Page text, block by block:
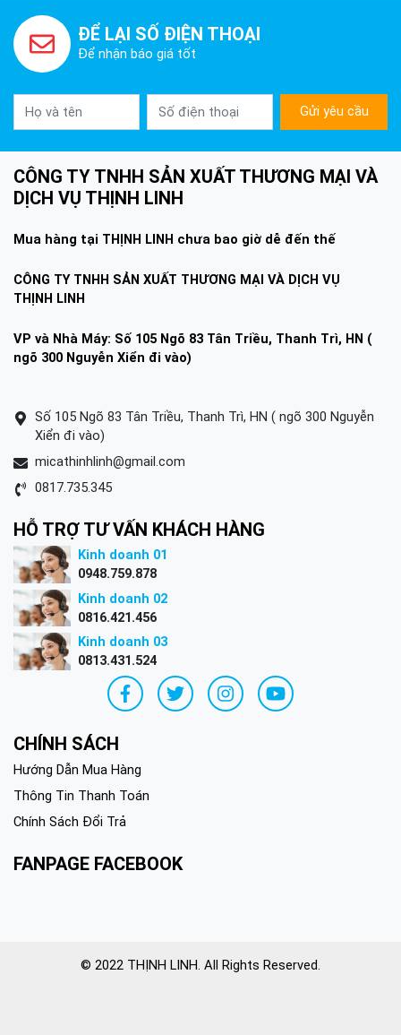
ĐỂ LẠI SỐ ĐIỆN THOẠI
Để nhận báo giá tốt
Gửi yêu cầu
CÔNG TY TNHH SẢN XUẤT THƯƠNG MẠI VÀ
DỊCH VỤ THỊNH LINH
Mua hàng tại THỊNH LINH chưa bao giờ dễ đến thế
CÔNG TY TNHH SẢN XUẤT THƯƠNG MẠI VÀ DỊCH VỤ
THỊNH LINH
VP và Nhà Máy: Số 105 Ngõ 83 Tân Triều, Thanh Trì, HN (
ngõ 300 Nguyễn Xiển đi vào)
Số 105 Ngõ 83 Tân Triều, Thanh Trì, HN ( ngõ 300 Nguyễn
Xiển đi vào)
micathinhlinh@gmail.com
0817.735.345
HỖ TRỢ TƯ VẤN KHÁCH HÀNG
Kinh doanh 01
0948.759.878
Kinh doanh 02
0816.421.456
Kinh doanh 03
0813.431.524
CHÍNH SÁCH
Hướng Dẫn Mua Hàng
Thông Tin Thanh Toán
Chính Sách Đổi Trả
FANPAGE FACEBOOK
© 2022 THỊNH LINH. All Rights Reserved.